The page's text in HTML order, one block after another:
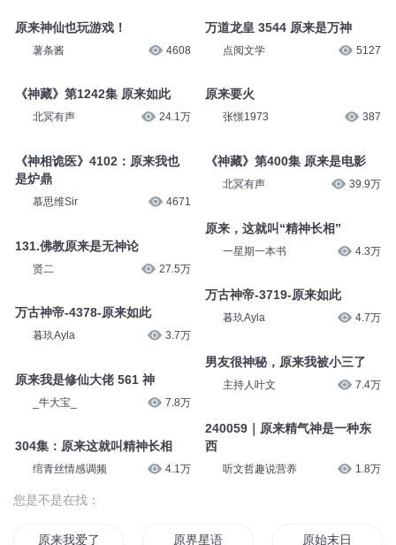
原来神仙也玩游戏！
薯条酱 4608
《神藏》第1242集 原来如此
北冥有声 24.1万
《神相诡医》4102：原来我也
是炉鼎
慕思维Sir 4671
131.佛教原来是无神论
贤二 27.5万
万古神帝-4378-原来如此
暮玖Ayla 3.7万
原来我是修仙大佬 561 神
_牛大宝_ 7.8万
304集：原来这就叫精神长相
绾青丝情感调频 4.1万
万道龙皇 3544 原来是万神
点阅文学 5127
原来要火
张憬1973 387
《神藏》第400集 原来是电影
北冥有声 39.9万
原来，这就叫“精神长相”
一星期一本书 4.3万
万古神帝-3719-原来如此
暮玖Ayla 4.7万
男友很神秘，原来我被小三了
主持人叶文 7.4万
240059｜原来精气神是一种东
西
听文哲趣说营养 1.8万
您是不是在找：
原来我爱了你这么多年 原界星语 原始末日